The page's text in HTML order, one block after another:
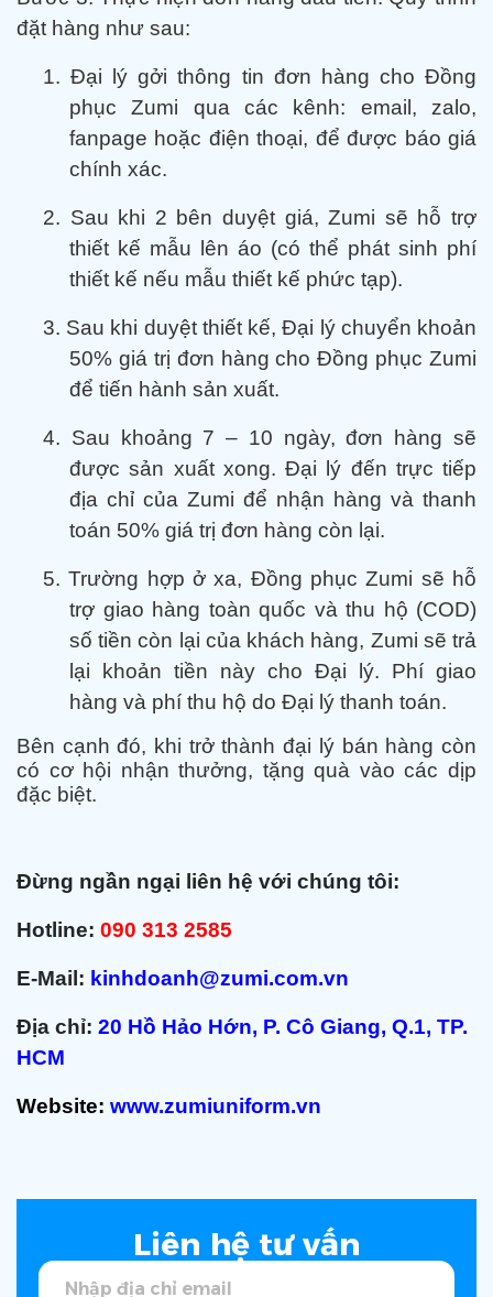
đặt hàng như sau:
1. Đại lý gởi thông tin đơn hàng cho Đồng
phục Zumi qua các kênh: email, zalo,
fanpage hoặc điện thoại, để được báo giá
chính xác.
2. Sau khi 2 bên duyệt giá, Zumi sẽ hỗ trợ
thiết kế mẫu lên áo (có thể phát sinh phí
thiết kế nếu mẫu thiết kế phức tạp).
3. Sau khi duyệt thiết kế, Đại lý chuyển khoản
50% giá trị đơn hàng cho Đồng phục Zumi
để tiến hành sản xuất.
4. Sau khoảng 7 – 10 ngày, đơn hàng sẽ
được sản xuất xong. Đại lý đến trực tiếp
địa chỉ của Zumi để nhận hàng và thanh
toán 50% giá trị đơn hàng còn lại.
5. Trường hợp ở xa, Đồng phục Zumi sẽ hỗ
trợ giao hàng toàn quốc và thu hộ (COD)
số tiền còn lại của khách hàng, Zumi sẽ trả
lại khoản tiền này cho Đại lý. Phí giao
hàng và phí thu hộ do Đại lý thanh toán.
Bên cạnh đó, khi trở thành đại lý bán hàng còn
có cơ hội nhận thưởng, tặng quà vào các dịp
đặc biệt.
Đừng ngần ngại liên hệ với chúng tôi:
Hotline: 090 313 2585
E-Mail: kinhdoanh@zumi.com.vn
Địa chỉ: 20 Hồ Hảo Hớn, P. Cô Giang, Q.1, TP.
HCM
Website: www.zumiuniform.vn
Liên hệ tư vấn